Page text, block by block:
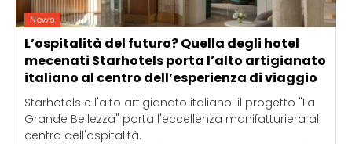
News
L’ospitalità del futuro? Quella degli hotel
mecenati Starhotels porta l’alto artigianato
italiano al centro dell’esperienza di viaggio
Starhotels e l'alto artigianato italiano: il progetto "La
Grande Bellezza" porta l'eccellenza manifatturiera al
centro dell'ospitalità.